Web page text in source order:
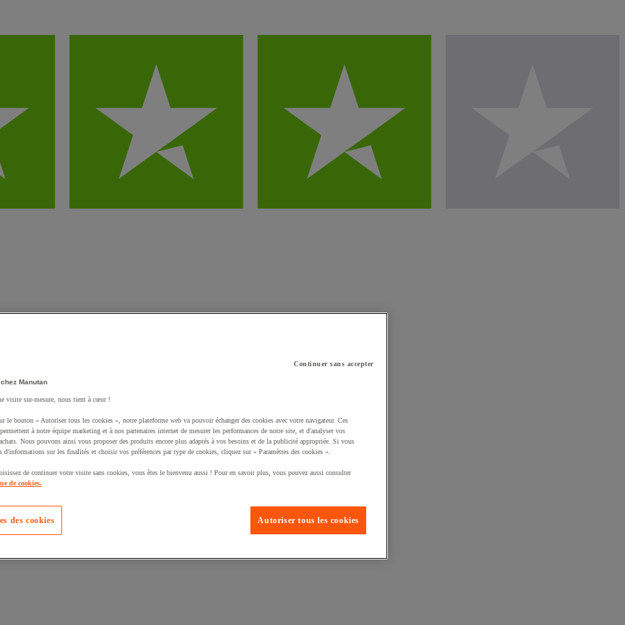
un produit à votre panier :
Continuer sans accepter
Manutan
visite sur-mesure, nous tient à cœur !
le bouton « Autoriser tous les cookies », notre plateforme web va pouvoir échanger des cookies avec votre navigateur. Ces
à notre équipe marketing et à nos partenaires internet de mesurer les performances de notre site, et d'analyser vos
Nous pouvons ainsi vous proposer des produits encore plus adaptés à vos besoins et de la publicité appropriée. Si vous
d'informations sur les finalités et choisir vos préférences par type de cookies, cliquez sur « Paramètres des cookies ».
de continuer votre visite sans cookies, vous êtes le bienvenu aussi ! Pour en savoir plus, vous pouvez aussi consulter
de cookies.
Autoriser tous les cookies
des cookies